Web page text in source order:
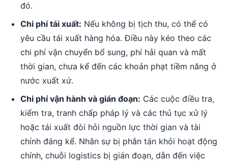
đó.
Chi phí tái xuất: Nếu không bị tịch thu, có thể có
yêu cầu tái xuất hàng hóa. Điều này kéo theo các
chi phí vận chuyển bổ sung, phí hải quan và mất
thời gian, chưa kể đến các khoản phạt tiềm năng ở
nước xuất xứ.
Chi phí vận hành và gián đoạn: Các cuộc điều tra,
kiểm tra, tranh chấp pháp lý và các thủ tục xử lý
hoặc tái xuất đòi hỏi nguồn lực thời gian và tài
chính đáng kể. Nhân sự bị phân tán khỏi hoạt động
chính, chuỗi logistics bị gián đoạn, dẫn đến việc